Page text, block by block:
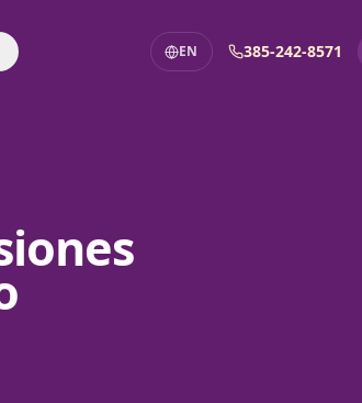
EN 385-242-8571